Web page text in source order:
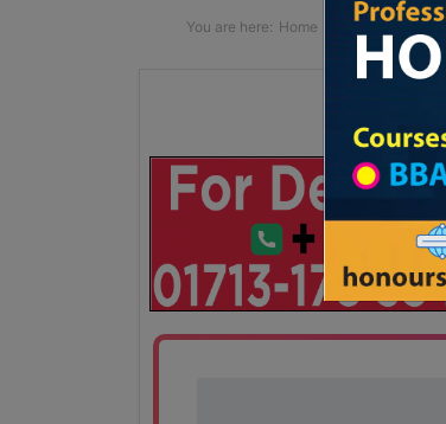
You are here: Home School